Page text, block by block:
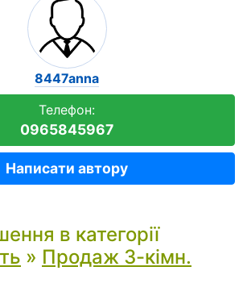
8447anna
Телефон:
0965845967
Написати автору
в категорії
» Продаж 3-кімн.